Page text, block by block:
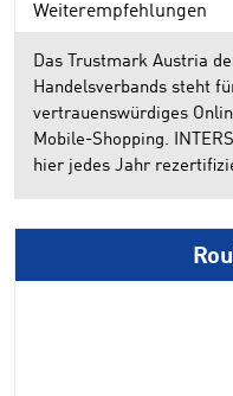
Weiterempfehlungen
Das Trustmark Austria
Handelsverbands steht
vertrauenswürdiges
Mobile-Shopping.
hier jedes Jahr